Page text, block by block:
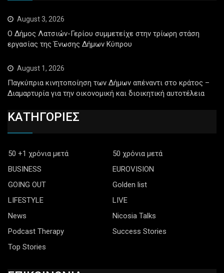
August 3, 2026
Ο Δήμος Λατσιών-Γερίου συμμετείχε στην τρίωρη στάση
εργασίας της Ένωσης Δήμων Κύπρου
August 1, 2026
Παγκύπρια κινητοποίηση των Δήμων απέναντι στο κράτος –
Διαμαρτυρία για την οικονομική και διοικητική αυτοτέλεια
ΚΑΤΗΓΟΡΙΕΣ
50 +1 χρόνια μετά
50 χρόνια μετά
BUSINESS
EUROVISION
GOING OUT
Golden list
LIFESTYLE
LIVE
News
Nicosia Talks
Podcast Therapy
Success Stories
Top Stories